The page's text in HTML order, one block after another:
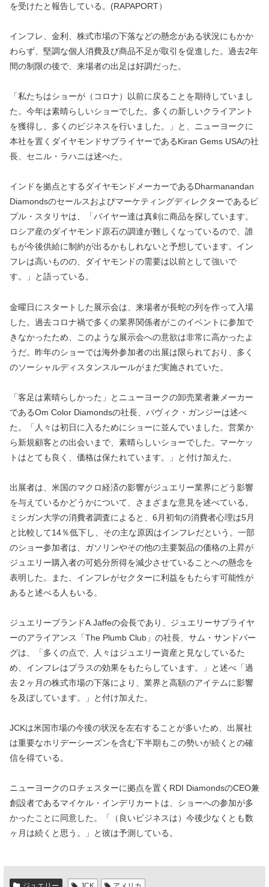
を受けたと報告している。(RAPAPORT）
インフレ、金利、株式市場の下落などの懸念がある状況にもかか
わらず、堅調な個人消費及び商品不足が取引を促進した。過去2年
間の制限の後で、来場者の出足は好調だった。
「私たちはショーが（コロナ）以前に戻ることを期待していまし
た。今年は素晴らしいショーでした。多くの新しいクライアント
を獲得し、多くのビジネスを行いました。」と、ニューヨークに
本社を置くダイヤモンドサプライヤーであるKiran Gems USAの社
長、セニル・ラハニは述べた。
インドを拠点とするダイヤモンドメーカーであるDharmanandan
Diamondsのセールスおよびマーケティングディレクターであるビ
プル・スタリヤは、「バイヤー達は真剣に商品を探しています。
ロシア産のダイヤモンド原石の調達が難しくなっているので、誰
もが今後供給に制約が出るかもしれないと予想しています。イン
フレは高いものの、ダイヤモンドの需要は以前として強いで
す。」と語っている。
金曜日にスタートした展示会は、来場者が長蛇の列を作って入場
した。過去コロナ禍で多くの業界関係者がこのイベントに参加で
きなかったため、このような展示会への意欲は非常に高かったよ
うだ。昨年のショーでは海外参加者の出展は限られており、多く
のソーシャルディスタンスルールがまだ実施されていた。
「客足は素晴らしかった」とニューヨークの卸売業者兼メーカー
であるOm Color Diamondsの社長、バヴィク・ガンジーは述べ
た。「人々は初日に入るためにショーに並んでいました。営業か
ら新規顧客との出会いまで、素晴らしいショーでした。マーケッ
トはとても良く、価格は保たれています。」と付け加えた。
出展者は、米国のマクロ経済の影響がジュエリー業界にどう影響
を与えているかどうかについて、さまざまな意見を述べている。
ミシガン大学の消費者調査によると、6月初旬の消費者心理は5月
と比較して14％低下し、その主な原因はインフレだという。一部
のショー参加者は、ガソリンやその他の主要製品の価格の上昇が
ジュエリー購入者の可処分所得を減少させていることへの懸念を
表明した。また、インフレがセクターに利益をもたらす可能性が
あると述べる人もいる。
ジュエリーブランドA.Jaffeの会長であり、ジュエリーサプライヤ
ーのアライアンス「The Plumb Club」の社長、サム・サンドバー
グは、「多くの点で、人々はジュエリー資産と見なしているた
め、インフレはプラスの効果をもたらしています。」と述べ「過
去２ヶ月の株式市場の下落により、業界と高額のアイテムに影響
を及ぼしています。」と付け加えた。
JCKは米国市場の今後の状況を左右することが多いため、出展社
は重要なホリデーシーズンを含む下半期もこの勢いが続くとの確
信を得ている。
ニューヨークのロチェスターに拠点を置くRDI DiamondsのCEO兼
創設者であるマイケル・インデリカートは、ショーへの参加が多
かったことに同意した。「（良いビジネスは）今後少なくとも数
ヶ月は続くと思う。」と彼は予測している。